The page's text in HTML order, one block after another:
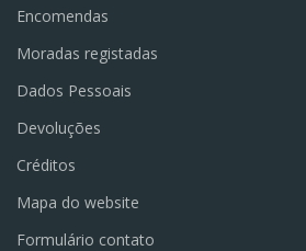
Encomendas
Moradas registadas
Dados Pessoais
Devoluções
Créditos
Mapa do website
Formulário contato